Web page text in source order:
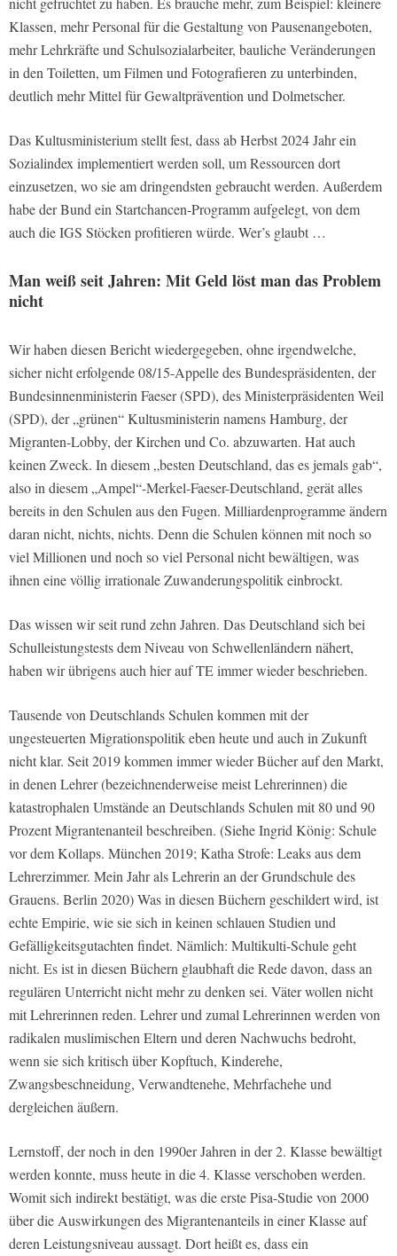
Klassen, mehr Personal für die Gestaltung von Pausenangeboten,
mehr Lehrkräfte und Schulsozialarbeiter, bauliche Veränderungen
in den Toiletten, um Filmen und Fotografieren zu unterbinden,
deutlich mehr Mittel für Gewaltprävention und Dolmetscher.
Das Kultusministerium stellt fest, dass ab Herbst 2024 Jahr ein
Sozialindex implementiert werden soll, um Ressourcen dort
einzusetzen, wo sie am dringendsten gebraucht werden. Außerdem
habe der Bund ein Startchancen-Programm aufgelegt, von dem
auch die IGS Stöcken profitieren würde. Wer’s glaubt …
Man weiß seit Jahren: Mit Geld löst man das Problem
nicht
Wir haben diesen Bericht wiedergegeben, ohne irgendwelche,
sicher nicht erfolgende 08/15-Appelle des Bundespräsidenten, der
Bundesinnenministerin Faeser (SPD), des Ministerpräsidenten Weil
(SPD), der „grünen“ Kultusministerin namens Hamburg, der
Migranten-Lobby, der Kirchen und Co. abzuwarten. Hat auch
keinen Zweck. In diesem „besten Deutschland, das es jemals gab“,
also in diesem „Ampel“-Merkel-Faeser-Deutschland, gerät alles
bereits in den Schulen aus den Fugen. Milliardenprogramme ändern
daran nicht, nichts, nichts. Denn die Schulen können mit noch so
viel Millionen und noch so viel Personal nicht bewältigen, was
ihnen eine völlig irrationale Zuwanderungspolitik einbrockt.
Das wissen wir seit rund zehn Jahren. Das Deutschland sich bei
Schulleistungstests dem Niveau von Schwellenländern nähert,
haben wir übrigens auch hier auf TE immer wieder beschrieben.
Tausende von Deutschlands Schulen kommen mit der
ungesteuerten Migrationspolitik eben heute und auch in Zukunft
nicht klar. Seit 2019 kommen immer wieder Bücher auf den Markt,
in denen Lehrer (bezeichnenderweise meist Lehrerinnen) die
katastrophalen Umstände an Deutschlands Schulen mit 80 und 90
Prozent Migrantenanteil beschreiben. (Siehe Ingrid König: Schule
vor dem Kollaps. München 2019; Katha Strofe: Leaks aus dem
Lehrerzimmer. Mein Jahr als Lehrerin an der Grundschule des
Grauens. Berlin 2020) Was in diesen Büchern geschildert wird, ist
echte Empirie, wie sie sich in keinen schlauen Studien und
Gefälligkeitsgutachten findet. Nämlich: Multikulti-Schule geht
nicht. Es ist in diesen Büchern glaubhaft die Rede davon, dass an
regulären Unterricht nicht mehr zu denken sei. Väter wollen nicht
mit Lehrerinnen reden. Lehrer und zumal Lehrerinnen werden von
radikalen muslimischen Eltern und deren Nachwuchs bedroht,
wenn sie sich kritisch über Kopftuch, Kinderehe,
Zwangsbeschneidung, Verwandtenehe, Mehrfachehe und
dergleichen äußern.
Lernstoff, der noch in den 1990er Jahren in der 2. Klasse bewältigt
werden konnte, muss heute in die 4. Klasse verschoben werden.
Womit sich indirekt bestätigt, was die erste Pisa-Studie von 2000
über die Auswirkungen des Migrantenanteils in einer Klasse auf
deren Leistungsniveau aussagt. Dort heißt es, dass ein